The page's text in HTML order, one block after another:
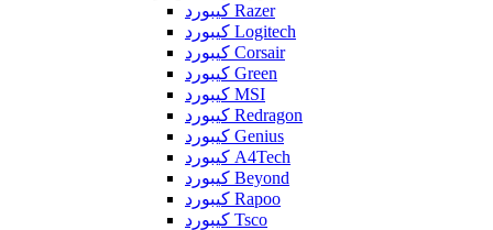
کیبورد Razer
کیبورد Logitech
کیبورد Corsair
کیبورد Green
کیبورد MSI
کیبورد Redragon
کیبورد Genius
کیبورد A4Tech
کیبورد Beyond
کیبورد Rapoo
کیبورد Tsco